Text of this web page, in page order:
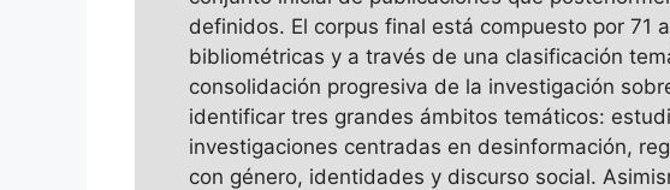
definidos. El corpus final está compuesto por 71
bibliométricas y a través de una clasificación
consolidación progresiva de la investigación
identificar tres grandes ámbitos temáticos:
investigaciones centradas en desinformación,
con género, identidades y discurso social.